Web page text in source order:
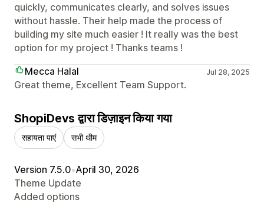
quickly, communicates clearly, and solves issues
without hassle. Their help made the process of
building my site much easier ! It really was the best
option for my project ! Thanks teams !
Mecca Halal
Jul 28, 2025
Great theme, Excellent Team Support.
ShopiDevs द्वारा डिज़ाइन किया गया
सहायता पाएं सभी थीम
Version 7.5.0•April 30, 2026
Theme Update
Added options